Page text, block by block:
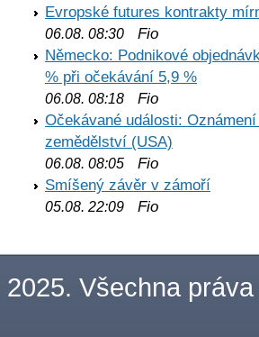
Evropské futures kontrakty
06.08. 08:30 Fio
Německo: Podnikové
% při očekávání 5,9 %
06.08. 08:18 Fio
Očekávané události:
zemědělství (USA)
06.08. 08:05 Fio
Smíšený závěr v zámoří
05.08. 22:09 Fio
Všechna práva